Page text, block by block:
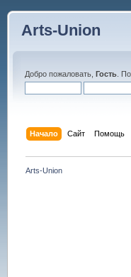
Arts-Union
Добро пожаловать, Гость.
Начало Сайт Помощь
Arts-Union